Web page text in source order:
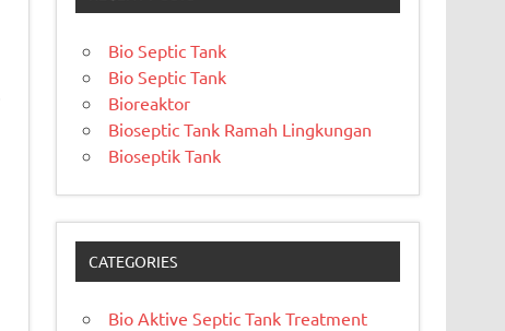
Bio Septic Tank
Bio Septic Tank
Bioreaktor
Bioseptic Tank Ramah Lingkungan
Bioseptik Tank
CATEGORIES
Bio Aktive Septic Tank Treatment